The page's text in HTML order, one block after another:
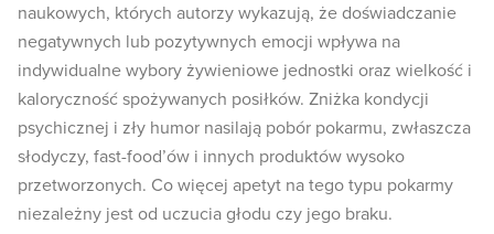
naukowych, których autorzy wykazują, że doświadczanie
negatywnych lub pozytywnych emocji wpływa na
indywidualne wybory żywieniowe jednostki oraz wielkość i
kaloryczność spożywanych posiłków. Zniżka kondycji
psychicznej i zły humor nasilają pobór pokarmu, zwłaszcza
słodyczy, fast-food’ów i innych produktów wysoko
przetworzonych. Co więcej apetyt na tego typu pokarmy
niezależny jest od uczucia głodu czy jego braku.